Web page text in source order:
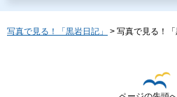
写真で見る！「黒岩日記」 > 写真で見る！